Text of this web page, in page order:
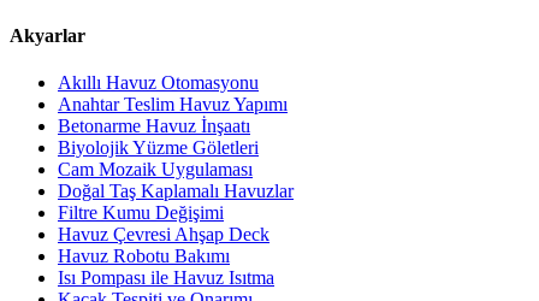
Akyarlar
Akıllı Havuz Otomasyonu
Anahtar Teslim Havuz Yapımı
Betonarme Havuz İnşaatı
Biyolojik Yüzme Göletleri
Cam Mozaik Uygulaması
Doğal Taş Kaplamalı Havuzlar
Filtre Kumu Değişimi
Havuz Çevresi Ahşap Deck
Havuz Robotu Bakımı
Isı Pompası ile Havuz Isıtma